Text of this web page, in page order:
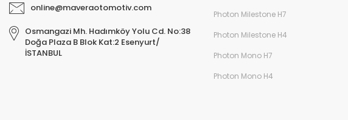
online@maveraotomotiv.com
Osmangazi Mh. Hadımköy Yolu Cd. No:38
Doğa Plaza B Blok Kat:2 Esenyurt/
İSTANBUL
Photon Milestone H7
Photon Milestone H4
Photon Mono H7
Photon Mono H4